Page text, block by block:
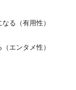
る（有用性）
エンタメ性）